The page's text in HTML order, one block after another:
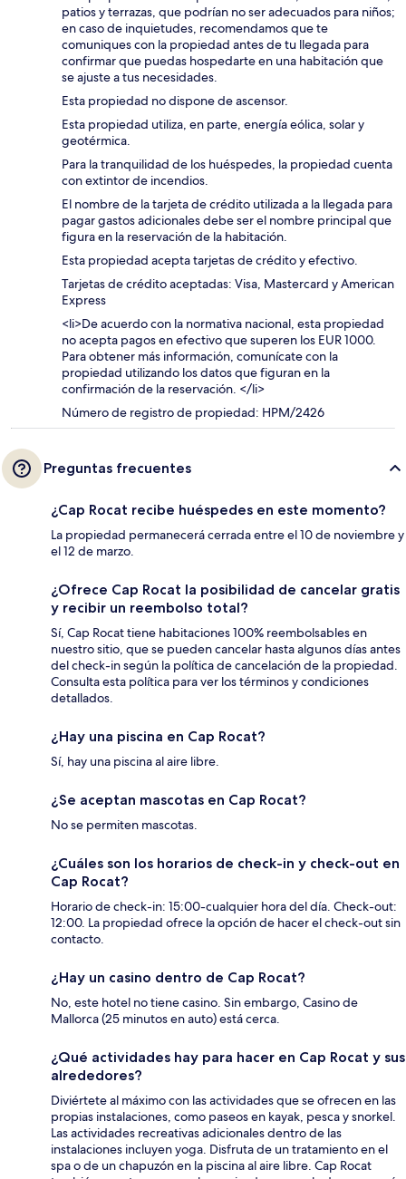
patios y terrazas, que podrían no ser adecuados para niños;
en caso de inquietudes, recomendamos que te
comuniques con la propiedad antes de tu llegada para
confirmar que puedas hospedarte en una habitación que
se ajuste a tus necesidades.
Esta propiedad no dispone de ascensor.
Esta propiedad utiliza, en parte, energía eólica, solar y
geotérmica.
Para la tranquilidad de los huéspedes, la propiedad cuenta
con extintor de incendios.
El nombre de la tarjeta de crédito utilizada a la llegada para
pagar gastos adicionales debe ser el nombre principal que
figura en la reservación de la habitación.
Esta propiedad acepta tarjetas de crédito y efectivo.
Tarjetas de crédito aceptadas: Visa, Mastercard y American
Express
<li>De acuerdo con la normativa nacional, esta propiedad
no acepta pagos en efectivo que superen los EUR 1000.
Para obtener más información, comunícate con la
propiedad utilizando los datos que figuran en la
confirmación de la reservación. </li>
Número de registro de propiedad: HPM/2426
Preguntas frecuentes
¿Cap Rocat recibe huéspedes en este momento?
La propiedad permanecerá cerrada entre el 10 de noviembre y
el 12 de marzo.
¿Ofrece Cap Rocat la posibilidad de cancelar gratis
y recibir un reembolso total?
Sí, Cap Rocat tiene habitaciones 100% reembolsables en
nuestro sitio, que se pueden cancelar hasta algunos días antes
del check-in según la política de cancelación de la propiedad.
Consulta esta política para ver los términos y condiciones
detallados.
¿Hay una piscina en Cap Rocat?
Sí, hay una piscina al aire libre.
¿Se aceptan mascotas en Cap Rocat?
No se permiten mascotas.
¿Cuáles son los horarios de check-in y check-out en
Cap Rocat?
Horario de check-in: 15:00-cualquier hora del día. Check-out:
12:00. La propiedad ofrece la opción de hacer el check-out sin
contacto.
¿Hay un casino dentro de Cap Rocat?
No, este hotel no tiene casino. Sin embargo, Casino de
Mallorca (25 minutos en auto) está cerca.
¿Qué actividades hay para hacer en Cap Rocat y sus
alrededores?
Diviértete al máximo con las actividades que se ofrecen en las
propias instalaciones, como paseos en kayak, pesca y snorkel.
Las actividades recreativas adicionales dentro de las
instalaciones incluyen yoga. Disfruta de un tratamiento en el
spa o de un chapuzón en la piscina al aire libre. Cap Rocat